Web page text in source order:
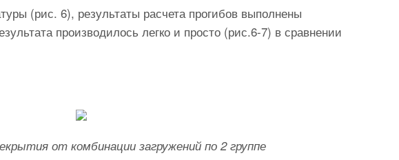
(рис. 6), результаты расчета прогибов выполнены
производилось легко и просто (рис.6-7) в сравнении
от комбинации загружений по 2 группе